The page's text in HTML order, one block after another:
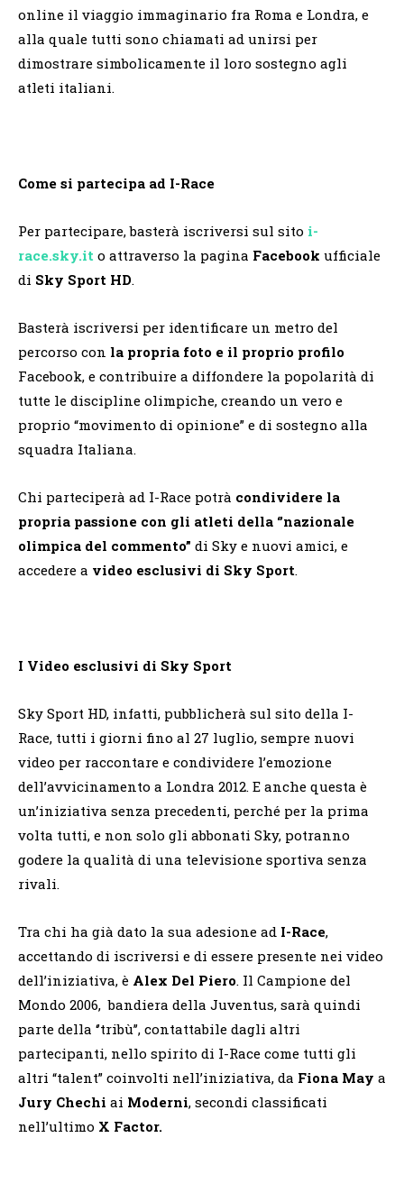
online il viaggio immaginario fra Roma e Londra, e
alla quale tutti sono chiamati ad unirsi per
dimostrare simbolicamente il loro sostegno agli
atleti italiani.
Come si partecipa ad I-Race
Per partecipare, basterà iscriversi sul sito i-
race.sky.it o attraverso la pagina Facebook ufficiale
di Sky Sport HD.
Basterà iscriversi per identificare un metro del
percorso con la propria foto e il proprio profilo
Facebook, e contribuire a diffondere la popolarità di
tutte le discipline olimpiche, creando un vero e
proprio “movimento di opinione” e di sostegno alla
squadra Italiana.
Chi parteciperà ad I-Race potrà condividere la
propria passione con gli atleti della ‘’nazionale
olimpica del commento” di Sky e nuovi amici, e
accedere a video esclusivi di Sky Sport.
I Video esclusivi di Sky Sport
Sky Sport HD, infatti, pubblicherà sul sito della I-
Race, tutti i giorni fino al 27 luglio, sempre nuovi
video per raccontare e condividere l’emozione
dell’avvicinamento a Londra 2012. E anche questa è
un’iniziativa senza precedenti, perché per la prima
volta tutti, e non solo gli abbonati Sky, potranno
godere la qualità di una televisione sportiva senza
rivali.
Tra chi ha già dato la sua adesione ad I-Race,
accettando di iscriversi e di essere presente nei video
dell’iniziativa, è Alex Del Piero. Il Campione del
Mondo 2006, bandiera della Juventus, sarà quindi
parte della ‘’tribù’’, contattabile dagli altri
partecipanti, nello spirito di I-Race come tutti gli
altri “talent” coinvolti nell’iniziativa, da Fiona May a
Jury Chechi ai Moderni, secondi classificati
nell’ultimo X Factor.